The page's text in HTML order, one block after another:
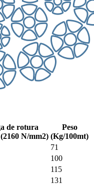
de rotura
N/mm2)
Peso
(Kg/100mt)
71
100
115
131